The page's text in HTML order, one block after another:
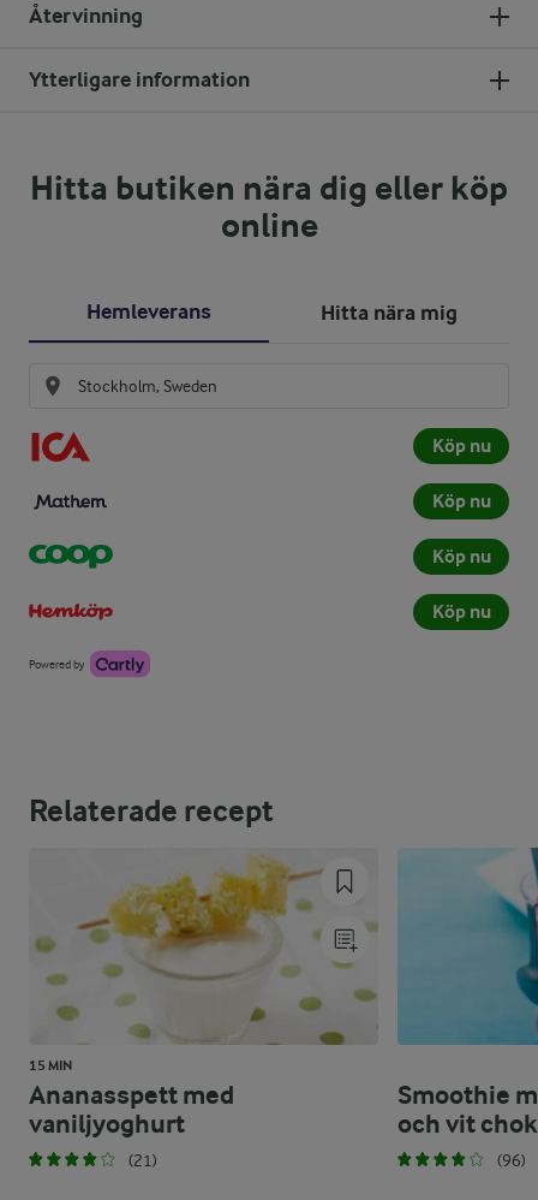
Återvinning
Ytterligare information
Hitta butiken nära dig eller köp
online
Hemleverans Hitta nära mig
Köp nu
Köp nu
Köp nu
Köp nu
Powered by
Relaterade recept
15 MIN
Ananasspett med
vaniljyoghurt
(21)
Smoothie
och vit
(96)